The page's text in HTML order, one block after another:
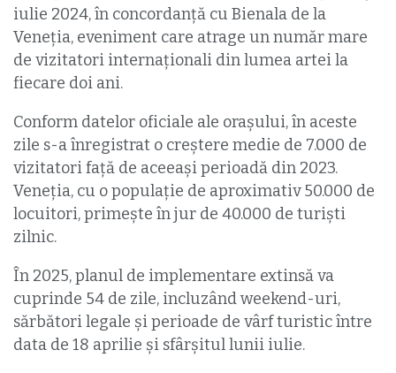
iulie 2024, în concordanță cu Bienala de la
Veneția, eveniment care atrage un număr mare
de vizitatori internaționali din lumea artei la
fiecare doi ani.
Conform datelor oficiale ale orașului, în aceste
zile s-a înregistrat o creștere medie de 7.000 de
vizitatori față de aceeași perioadă din 2023.
Veneția, cu o populație de aproximativ 50.000 de
locuitori, primește în jur de 40.000 de turiști
zilnic.
În 2025, planul de implementare extinsă va
cuprinde 54 de zile, incluzând weekend-uri,
sărbători legale și perioade de vârf turistic între
data de 18 aprilie și sfârșitul lunii iulie.